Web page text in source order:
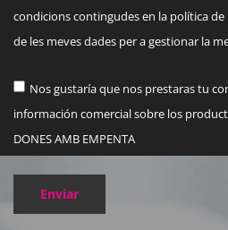
condicions contingudes en la política
de les meves dades per a gestionar la
Nos gustaría que nos prestaras tu
información comercial sobre los
DONES AMB EMPENTA
Enviar